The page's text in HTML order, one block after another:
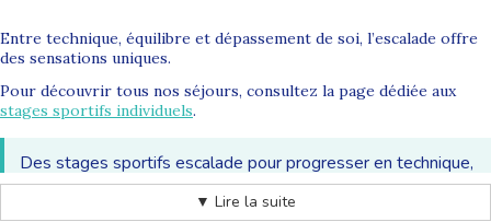
Entre technique, équilibre et dépassement de soi, l’escalade offre
des sensations uniques.
Pour découvrir tous nos séjours, consultez la page dédiée aux
stages sportifs individuels.
Des stages sportifs escalade pour progresser en technique,
gagner en confiance et vivre des sensations en toute
▼ Lire la suite